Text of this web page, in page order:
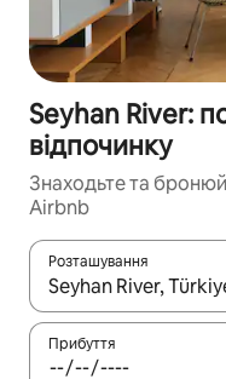
Seyhan River:
відпочинку
Знаходьте та
Airbnb
Розташування
Отримавши
Прибуття